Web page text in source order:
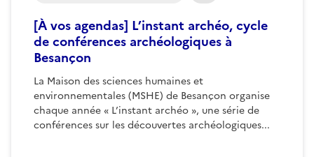
[À vos agendas] L’instant archéo, cycle
de conférences archéologiques à
Besançon
La Maison des sciences humaines et
environnementales (MSHE) de Besançon organise
chaque année « L’instant archéo », une série de
conférences sur les découvertes archéologiques...